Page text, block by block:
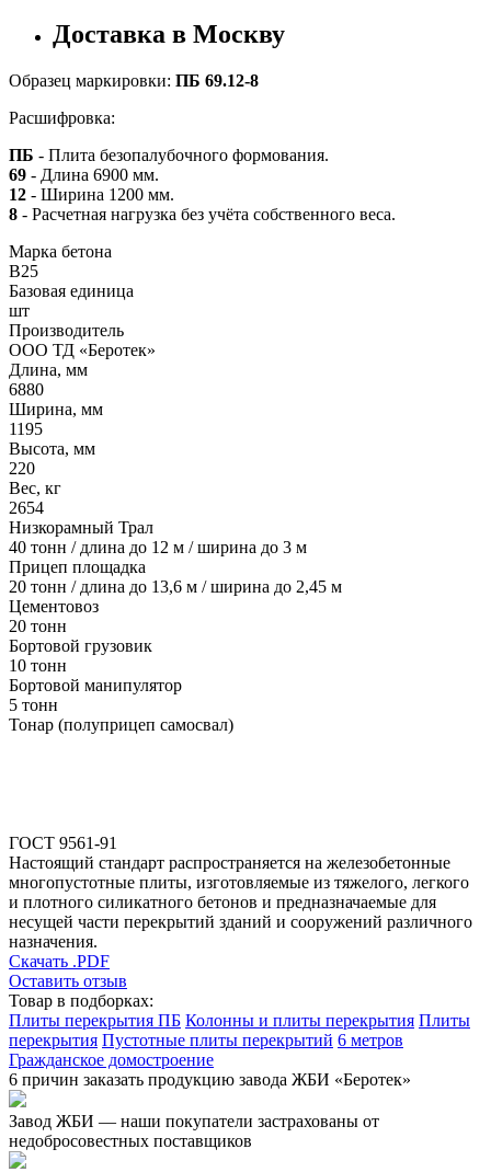
Доставка в Москву
Образец маркировки: ПБ 69.12-8
Расшифровка:
ПБ - Плита безопалубочного формования.
69 - Длина 6900 мм.
12 - Ширина 1200 мм.
8 - Расчетная нагрузка без учёта собственного веса.
Марка бетона
B25
Базовая единица
шт
Производитель
ООО ТД «Беротек»
Длина, мм
6880
Ширина, мм
1195
Высота, мм
220
Вес, кг
2654
Низкорамный Трал
40 тонн / длина до 12 м / ширина до 3 м
Прицеп площадка
20 тонн / длина до 13,6 м / ширина до 2,45 м
Цементовоз
20 тонн
Бортовой грузовик
10 тонн
Бортовой манипулятор
5 тонн
Тонар (полуприцеп самосвал)
ГОСТ 9561-91
Настоящий стандарт распространяется на железобетонные
многопустотные плиты, изготовляемые из тяжелого, легкого
и плотного силикатного бетонов и предназначаемые для
несущей части перекрытий зданий и сооружений различного
назначения.
Скачать .PDF
Оставить отзыв
Товар в подборках:
Плиты перекрытия ПБ Колонны и плиты перекрытия Плиты
перекрытия Пустотные плиты перекрытий 6 метров
Гражданское домостроение
6 причин заказать продукцию завода ЖБИ «Беротек»
Завод ЖБИ — наши покупатели застрахованы от
недобросовестных поставщиков